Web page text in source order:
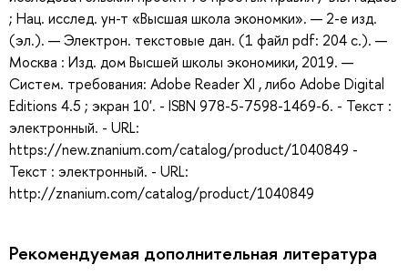
; Нац. исслед. ун-т «Высшая школа экономки». — 2-е изд.
(эл.). — Электрон. текстовые дан. (1 файл pdf: 204 с.). —
Москва : Изд. дом Высшей школы экономики, 2019. —
Систем. требования: Adobe Reader XI , либо Adobe Digital
Editions 4.5 ; экран 10'. - ISBN 978-5-7598-1469-6. - Текст :
электронный. - URL:
https://new.znanium.com/catalog/product/1040849 -
Текст : электронный. - URL:
http://znanium.com/catalog/product/1040849
Рекомендуемая дополнительная литература